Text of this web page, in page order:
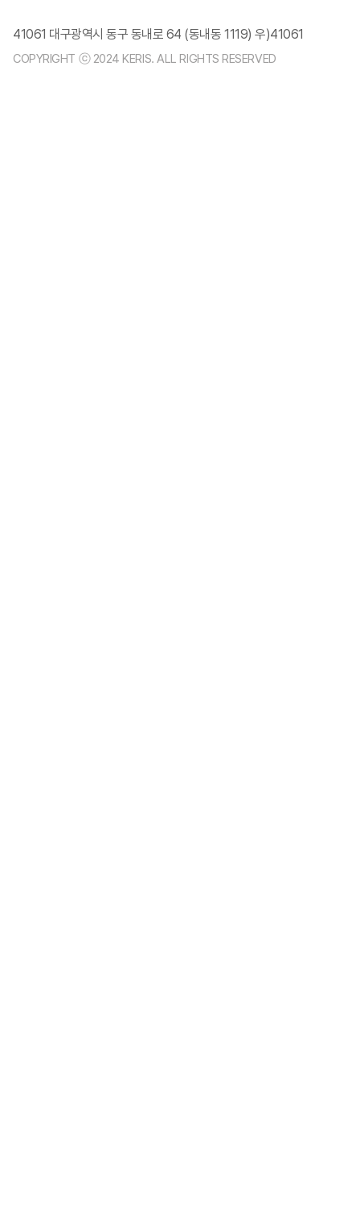
41061 대구광역시 동구 동내로 64 (동내동 1119) 우)41061
COPYRIGHT ⓒ 2024 KERIS. ALL RIGHTS RESERVED